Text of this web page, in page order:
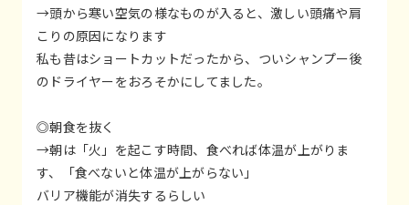
→頭から寒い空気の様なものが入ると、激しい頭痛や肩
こりの原因になります
私も昔はショートカットだったから、ついシャンプー後
のドライヤーをおろそかにしてました。
◎朝食を抜く
→朝は「火」を起こす時間、食べれば体温が上がりま
す、「食べないと体温が上がらない」
バリア機能が消失するらしい